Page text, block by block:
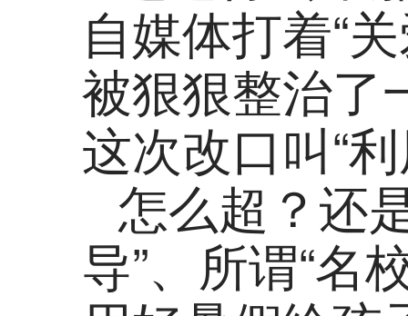
自媒体打着“
被狠狠整治了
这次改口叫“
怎么超？还
导”、所谓“名